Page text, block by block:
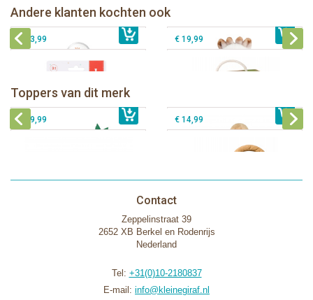
Andere klanten kochten ook
€ 14,99
Sophie de giraf Multi-textuur
rammelaar op wit/rode hangkaart
€ 13,99 € 19,99
Toppers van dit merk
Sophie de giraf Rollin' speelrol IEUF
€ 26,99
Sophie de giraf Baby Seat & Play
IEUF
Sophie de giraf Activity Wheel
€ 39,99 € 14,99
Contact
Zeppelinstraat 39
2652 XB Berkel en Rodenrijs
Nederland
Tel: +31(0)10-2180837
E-mail: info@kleinegiraf.nl